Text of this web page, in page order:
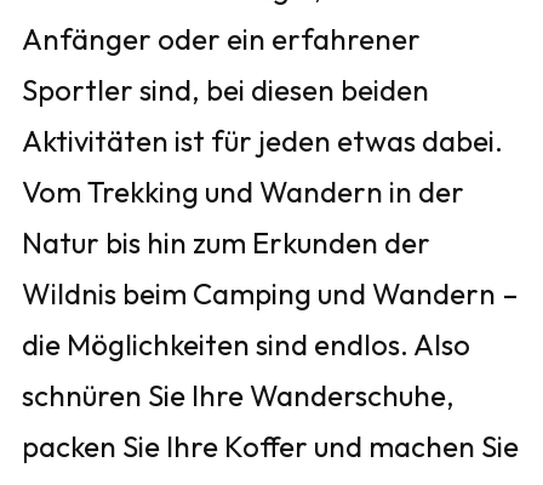
Anfänger oder ein erfahrener
Sportler sind, bei diesen beiden
Aktivitäten ist für jeden etwas dabei.
Vom Trekking und Wandern in der
Natur bis hin zum Erkunden der
Wildnis beim Camping und Wandern –
die Möglichkeiten sind endlos. Also
schnüren Sie Ihre Wanderschuhe,
packen Sie Ihre Koffer und machen Sie